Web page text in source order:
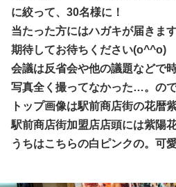
に絞って、30名様に！
当たった方にはハガキが届きま
期待してお待ちください(o^^o)
会議は反省会や他の議題などで
写真全く撮ってなかった…。の
トップ画像は駅前商店街の花暦
駅前商店街加盟店店頭には紫
うちはこちらの白ピンクの。可